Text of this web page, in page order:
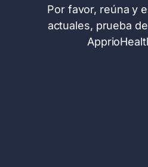
Por favor, reúna y
actuales, prueba